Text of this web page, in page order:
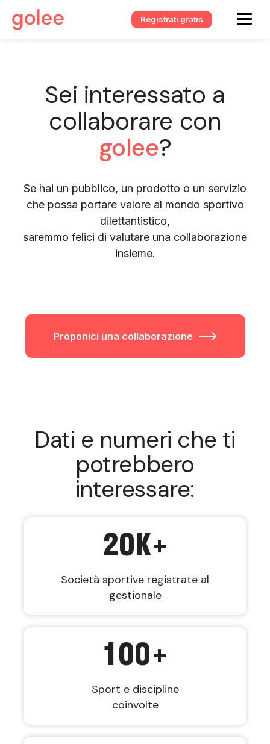
Registrati gratis
Sei interessato a
collaborare con
golee?
Se hai un pubblico, un prodotto o un servizio
che possa portare valore al mondo sportivo
dilettantistico,
saremmo felici di valutare una collaborazione
insieme.
Proponici una collaborazione
Dati e numeri che ti
potrebbero
interessare:
20K+
Società sportive registrate al
gestionale
100+
Sport e discipline
coinvolte